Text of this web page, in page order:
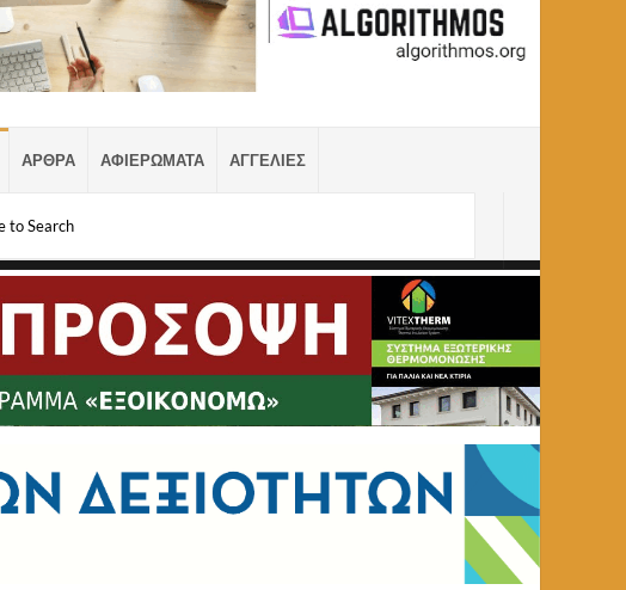
ΑΡΘΡΑ ΑΦΙΕΡΩΜΑΤΑ ΑΓΓΕΛΙΕΣ